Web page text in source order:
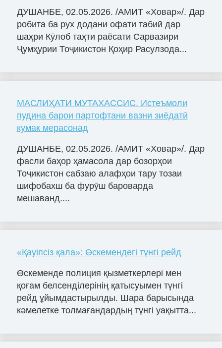
ДУШАНБЕ, 02.05.2026. /АМИТ «Ховар»/. Дар
робита ба рух додани офати табиӣ дар
шаҳри Кӯлоб таҳти раёсати Сарвазири
Ҷумҳурии Тоҷикистон Қоҳир Расулзода...
МАСЛИҲАТИ МУТАХАССИС. Истеъмоли
пудина барои партофтани вазни зиёдатӣ
кумак мерасонад
ДУШАНБЕ, 02.05.2026. /АМИТ «Ховар»/. Дар
фасли баҳор ҳамасола дар бозорҳои
Тоҷикистон сабзаю алафҳои тару тозаи
шифобахш ба фурӯш бароварда
мешаванд....
«Қауіпсіз қала»: Өскемендегі түнгі рейд
Өскеменде полиция қызметкерлері мен
қоғам белсенділерінің қатысуымен түнгі
рейд ұйымдастырылды. Шара барысында
кәмелетке толмағандардың түнгі уақытта...